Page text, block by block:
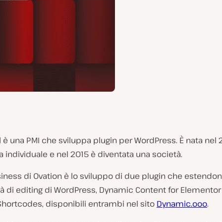
è una PMI che sviluppa plugin per WordPress. È nata nel
individuale e nel 2015 è diventata una società.
di Ovation è lo sviluppo di due plugin che
di editing di WordPress, Dynamic Content for
disponibili entrambi nel sito Dynamic.ooo.